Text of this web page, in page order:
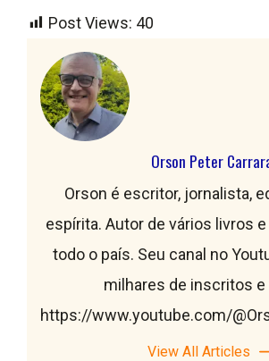
Post Views: 40
Orson Peter
Orson é escritor, jornalista,
espírita. Autor de vários livros
todo o país. Seu canal no
milhares de inscritos e
https://www.youtube.com/
View All Articles